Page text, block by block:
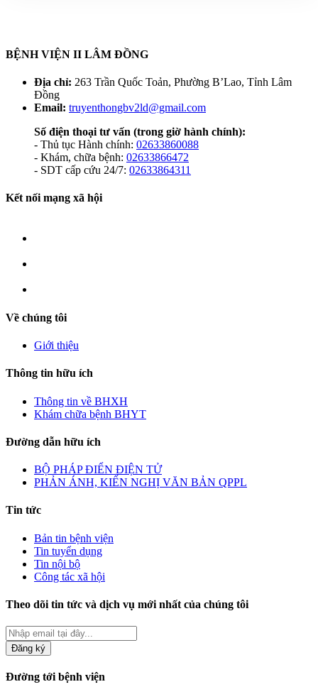
BỆNH VIỆN II LÂM ĐỒNG
Địa chỉ: 263 Trần Quốc Toản, Phường B’Lao, Tỉnh Lâm
Đồng
Email: truyenthongbv2ld@gmail.com
Số điện thoại tư vấn (trong giờ hành chính):
- Thủ tục Hành chính: 02633860088
- Khám, chữa bệnh: 02633866472
- SDT cấp cứu 24/7: 02633864311
Kết nối mạng xã hội
Về chúng tôi
Giới thiệu
Thông tin hữu ích
Thông tin về BHXH
Khám chữa bệnh BHYT
Đường dẫn hữu ích
BỘ PHÁP ĐIỂN ĐIỆN TỬ
PHẢN ÁNH, KIẾN NGHỊ VĂN BẢN QPPL
Tin tức
Bản tin bệnh viện
Tin tuyển dụng
Tin nội bộ
Công tác xã hội
Theo dõi tin tức và dịch vụ mới nhất của chúng tôi
Đăng ký
Đường tới bệnh viện